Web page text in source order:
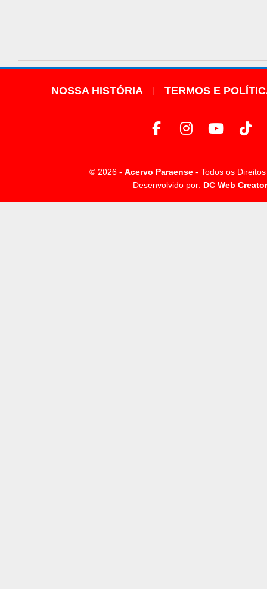
NOSSA HISTÓRIA TERMOS E
© 2026 - Acervo Paraense - Todos os
Desenvolvido por: DC Web